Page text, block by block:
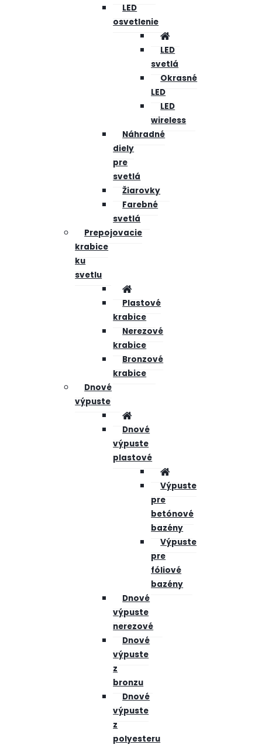
LED
osvetlenie
LED
svetlá
Okrasné
LED
LED
wireless
Náhradné
diely
pre
svetlá
Žiarovky
Farebné
svetlá
Prepojovacie
krabice
ku
svetlu
Plastové
krabice
Nerezové
krabice
Bronzové
krabice
Dnové
výpuste
Dnové
výpuste
plastové
Výpuste
pre
betónové
bazény
Výpuste
pre
fóliové
bazény
Dnové
výpuste
nerezové
Dnové
výpuste
z
bronzu
Dnové
výpuste
z
polyesteru